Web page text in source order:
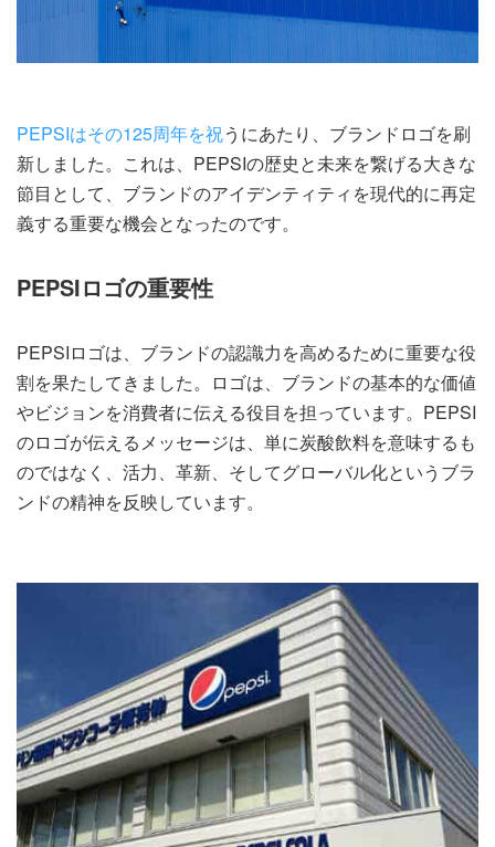
PEPSIはその125周年を祝うにあたり、ブランドロゴを刷
新しました。これは、PEPSIの歴史と未来を繋げる大きな
節目として、ブランドのアイデンティティを現代的に再定
義する重要な機会となったのです。
PEPSIロゴの重要性
PEPSIロゴは、ブランドの認識力を高めるために重要な役
割を果たしてきました。ロゴは、ブランドの基本的な価値
やビジョンを消費者に伝える役目を担っています。PEPSI
のロゴが伝えるメッセージは、単に炭酸飲料を意味するも
のではなく、活力、革新、そしてグローバル化というブラ
ンドの精神を反映しています。